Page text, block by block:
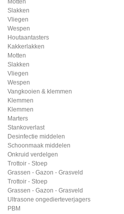
Motten
Slakken
Vliegen
Wespen
Houtaantasters
Kakkerlakken
Motten
Slakken
Vliegen
Wespen
Vangkooien & klemmen
Klemmen
Klemmen
Marters
Stankoverlast
Desinfectie middelen
Schoonmaak middelen
Onkruid verdelgen
Trottoir - Stoep
Grassen - Gazon - Grasveld
Trottoir - Stoep
Grassen - Gazon - Grasveld
Ultrasone ongedierteverjagers
PBM